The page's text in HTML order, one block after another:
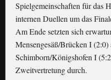
Spielgemeinschaften für das
internen Duellen um das
Am Ende setzten sich
Mensengesäß/Brücken I (2:0)
Schimborn/Königshofen I
Zweitvertretung durch.